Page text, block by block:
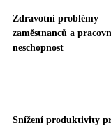
Zdravotní problémy
zaměstnanců a
neschopnost
Snížení produktivity